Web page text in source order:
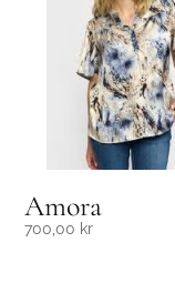
Amora
700,00 kr